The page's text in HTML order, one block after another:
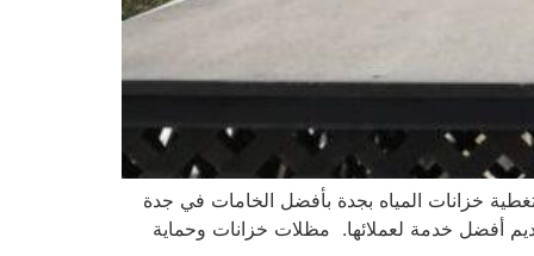
خزانات المياه بجدة بأفضل الخامات في جدة
أفضل خدمة لعملائها. مظلات خزانات وحماية